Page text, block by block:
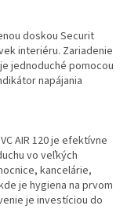
doskou Securit
interiéru. Zariadenie
jednoduché pomocou
napájania
AIR 120 je efektívne
vo veľkých
kancelárie,
je hygiena na prvom
je investíciou do